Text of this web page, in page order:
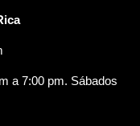
a 7:00 pm. Sábados